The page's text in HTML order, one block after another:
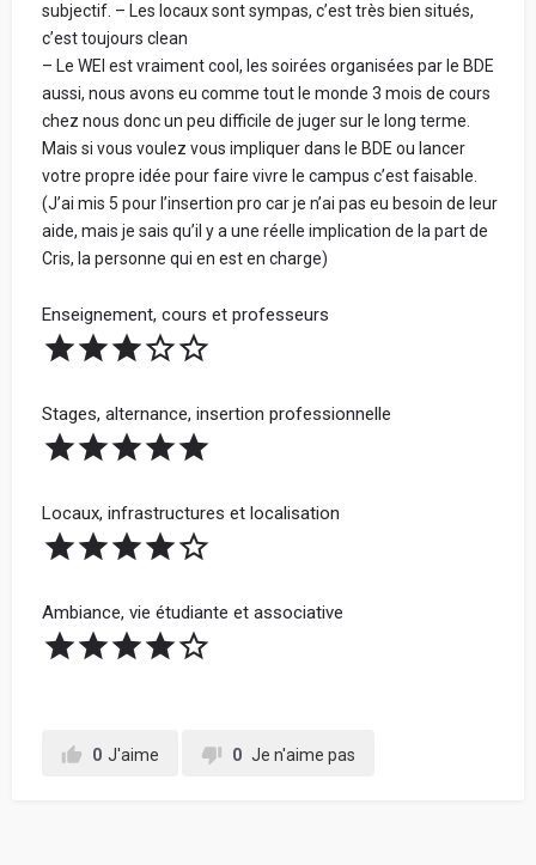
subjectif. – Les locaux sont sympas, c’est très bien situés,
c’est toujours clean
– Le WEI est vraiment cool, les soirées organisées par le BDE
aussi, nous avons eu comme tout le monde 3 mois de cours
chez nous donc un peu difficile de juger sur le long terme.
Mais si vous voulez vous impliquer dans le BDE ou lancer
votre propre idée pour faire vivre le campus c’est faisable.
(J’ai mis 5 pour l’insertion pro car je n’ai pas eu besoin de leur
aide, mais je sais qu’il y a une réelle implication de la part de
Cris, la personne qui en est en charge)
Enseignement, cours et professeurs
Stages, alternance, insertion professionnelle
Locaux, infrastructures et localisation
Ambiance, vie étudiante et associative
0 J'aime 0 Je n'aime pas